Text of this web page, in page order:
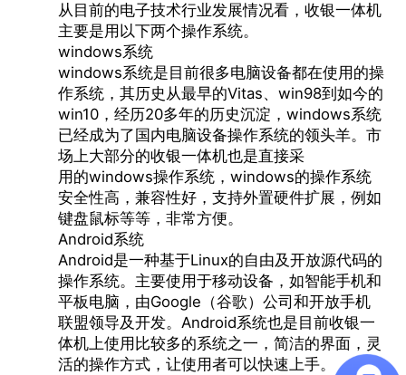
从目前的电子技术行业发展情况看，收银一体机
主要是用以下两个操作系统。
windows系统
windows系统是目前很多电脑设备都在使用的操
作系统，其历史从最早的Vitas、win98到如今的
win10，经历20多年的历史沉淀，windows系统
已经成为了国内电脑设备操作系统的领头羊。市
场上大部分的收银一体机也是直接采
用的windows操作系统，windows的操作系统
安全性高，兼容性好，支持外置硬件扩展，例如
键盘鼠标等等，非常方便。
Android系统
Android是一种基于Linux的自由及开放源代码的
操作系统。主要使用于移动设备，如智能手机和
平板电脑，由Google（谷歌）公司和开放手机
联盟领导及开发。Android系统也是目前收银一
体机上使用比较多的系统之一，简洁的界面，灵
活的操作方式，让使用者可以快速上手。